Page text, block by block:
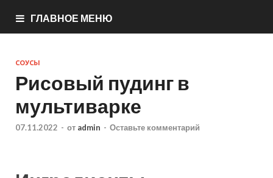
ГЛАВНОЕ МЕНЮ
СОУСЫ
Рисовый пудинг в
мультиварке
07.11.2022 - от admin - Оставьте комментарий